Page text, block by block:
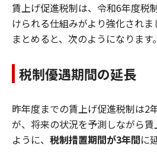
賃上げ促進税制は、令和6年度税
けられる仕組みがより強化され
まとめると、次のようになります。
税制優遇期間の延長
昨年度までの賃上げ促進税制は2
が、将来の状況を予測しながら
ように、 税制措置期間が3年間に